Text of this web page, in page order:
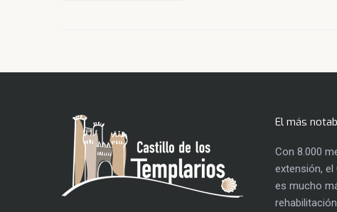
El más
Con 8.000
extensión,
es mucho